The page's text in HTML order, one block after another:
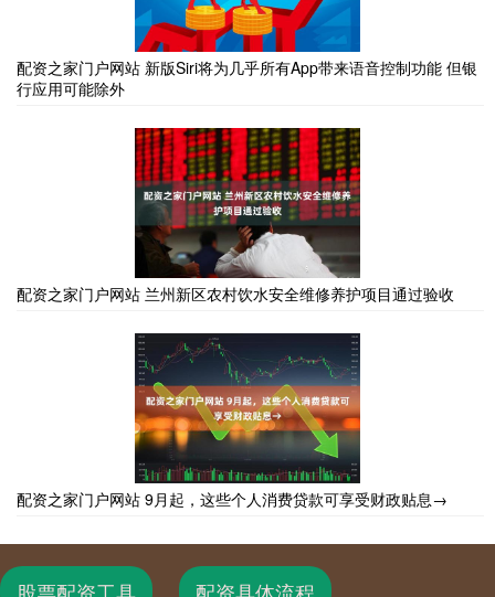
配资之家门户网站 新版Siri将为几乎所有App带来语音控制功能 但银
行应用可能除外
配资之家门户网站 兰州新区农村饮水安全维修养护项目通过验收
配资之家门户网站 9月起，这些个人消费贷款可享受财政贴息→
股票配资工具 配资具体流程